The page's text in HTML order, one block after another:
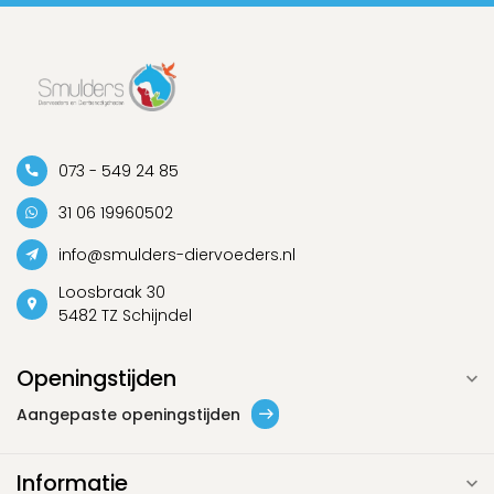
073 - 549 24 85
31 06 19960502
info@smulders-diervoeders.nl
Loosbraak 30
5482 TZ Schijndel
Openingstijden
Aangepaste openingstijden
Informatie